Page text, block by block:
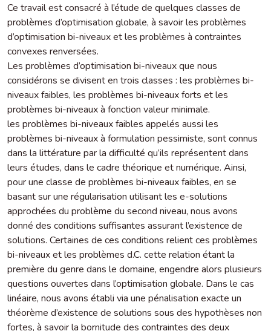
Ce travail est consacré à l’étude de quelques classes de
problèmes d’optimisation globale, à savoir les problèmes
d’optimisation bi-niveaux et les problèmes à contraintes
convexes renversées.
Les problèmes d’optimisation bi-niveaux que nous
considérons se divisent en trois classes : les problèmes bi-
niveaux faibles, les problèmes bi-niveaux forts et les
problèmes bi-niveaux à fonction valeur minimale.
les problèmes bi-niveaux faibles appelés aussi les
problèmes bi-niveaux à formulation pessimiste, sont connus
dans la littérature par la difficulté qu’ils représentent dans
leurs études, dans le cadre théorique et numérique. Ainsi,
pour une classe de problèmes bi-niveaux faibles, en se
basant sur une régularisation utilisant les e-solutions
approchées du problème du second niveau, nous avons
donné des conditions suffisantes assurant l’existence de
solutions. Certaines de ces conditions relient ces problèmes
bi-niveaux et les problèmes d.C. cette relation étant la
première du genre dans le domaine, engendre alors plusieurs
questions ouvertes dans l’optimisation globale. Dans le cas
linéaire, nous avons établi via une pénalisation exacte un
théorème d’existence de solutions sous des hypothèses non
fortes, à savoir la bornitude des contraintes des deux